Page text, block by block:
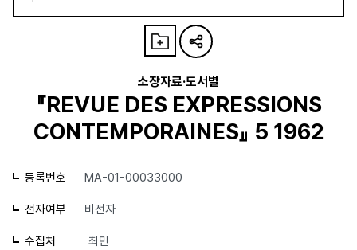
소장자료·도서별
『REVUE DES EXPRESSIONS
CONTEMPORAINES』 5 1962
등록번호 MA-01-00033000
전자여부 비전자
수집처 최민